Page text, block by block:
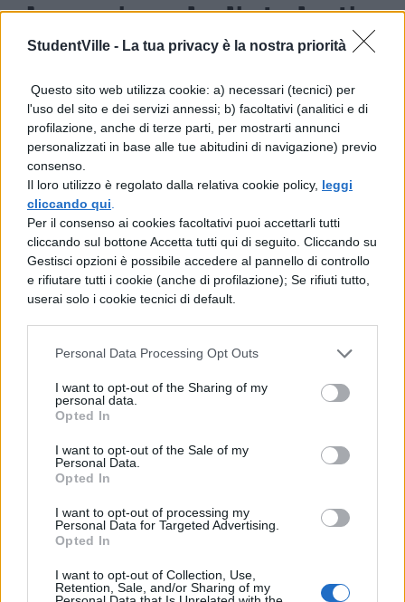
StudentVille - La tua privacy è la nostra priorità
Questo sito web utilizza cookie: a) necessari (tecnici) per
l'uso del sito e dei servizi annessi; b) facoltativi (analitici e di
profilazione, anche di terze parti, per mostrarti annunci
personalizzati in base alle tue abitudini di navigazione) previo
consenso.
Il loro utilizzo è regolato dalla relativa cookie policy, leggi
cliccando qui
Per il consenso ai cookies facoltativi puoi accettarli tutti
cliccando sul bottone Accetta tutti qui di seguito. Cliccando su
Gestisci opzioni è possibile accedere al pannello di controllo
e rifiutare tutti i cookie (anche di profilazione); Se rifiuti tutto,
userai solo i cookie tecnici di default.
Personal Data Processing Opt Outs
I want to opt-out of the Sharing of my
personal data.
Opted In
I want to opt-out of the Sale of my
Personal Data.
Opted In
I want to opt-out of processing my
Personal Data for Targeted Advertising.
Opted In
I want to opt-out of Collection, Use,
Retention, Sale, and/or Sharing of my
La reazione degli studenti
collegio docenti di limitare i viaggi
d’istruzione solo a coloro che possono
permetterselo. Hanno sottolineato come
tale scelta rifletta una visione classista della
scuola e mostri una mancanza di
attenzione verso gli studenti meno
abbienti. Insomma, una vera ingiustizia. I
ragazzi sostengono che non si possa
rimanere in silenzio di fronte a queste
disuguaglianze e che la scuola pubblica
non possa permettersi di privare alcuni
studenti di queste esperienze formative.
Di fronte alle lamentele degli studenti il
dirigente scolastico non è rimasto in
silenzio. Ha risposto sottolineando come il
viaggio d’istruzione in questione non sia da
considerarsi come una normale gita
scolastica. Si tratta, bensì, di unsoggiorno